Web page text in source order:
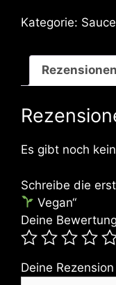
Kategorie:
Es gibt noch
Schreibe die
Vegan“
Deine Bewertung
Deine Rezension